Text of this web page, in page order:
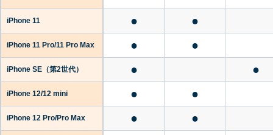
iPhone 11 ● ●
iPhone 11 Pro/11 Pro Max ● ●
iPhone SE （第2世代） ● ●
iPhone 12/12 mini ● ●
iPhone 12 Pro/Pro Max ● ●